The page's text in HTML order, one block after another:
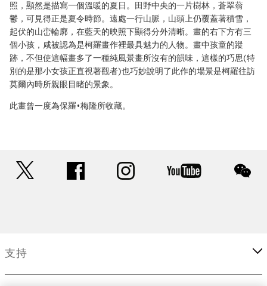
照，顯然是描寫一個溫暖的夏日。田野中央的一片樹林，蒼翠蓊
鬱，可見得正是夏令時節。遠處一行山脈，山頭上仍覆蓋著積雪，
起伏的山峦輪廓，在藍天的映照下顯得分外清晰。畫的右下方有三
個小孩，咸被認為是柯羅畫作裡最具魅力的人物。畫中孩童的蹤
跡，不但使這幅畫多了一種純風景畫所沒有的韻味，這樣的巧思(特
別的是那小女孩正直視著觀者)也巧妙說明了此作的場景是柯羅往訪
莫爾內時所親眼目睹的景象。
此畫曾一度為保羅•梅隆所收藏。
facebook instagram youtube
支持